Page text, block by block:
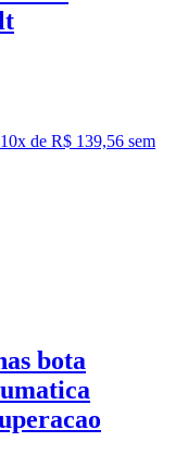
10x de R$ 139,56 sem
bota